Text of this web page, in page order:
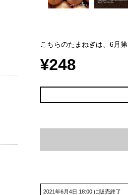
こちらのたまねぎは、6月
¥248
2021年6月4日 18:00 に販売終了